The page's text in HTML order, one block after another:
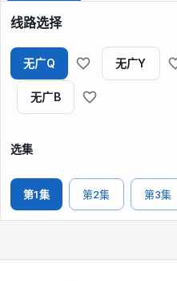
线路选择
无广Q 无广Y
无广B
选集
第1集 第2集 第3集